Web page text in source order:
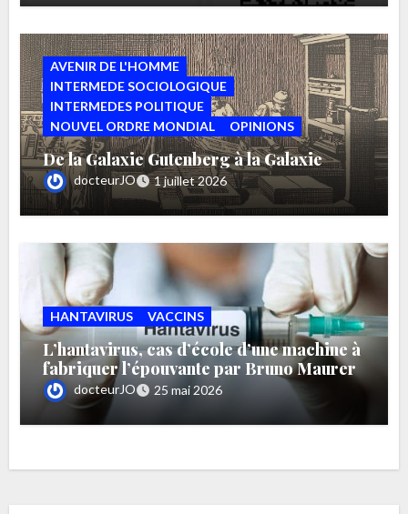
AVENIR DE L'HOMME
INTERMEDE SOCIOLOGIQUE
INTERMEDES POLITIQUE
NOUVEL ORDRE MONDIAL
OPINIONS
De la Galaxie Gutenberg à la Galaxie
TikTok par Bruno MAURERg
docteurJO 1 juillet 2026
HANTAVIRUS VACCINS
L’hantavirus, cas d’école d’une machine à
fabriquer l’épouvante par Bruno Maurer
docteurJO 25 mai 2026